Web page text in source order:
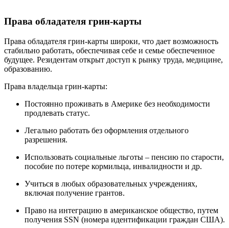
Права обладателя грин-карты
Права обладателя грин-карты широки, что дает возможность
стабильно работать, обеспечивая себе и семье обеспеченное
будущее. Резидентам открыт доступ к рынку труда, медицине,
образованию.
Права владельца грин-карты:
Постоянно проживать в Америке без необходимости
продлевать статус.
Легально работать без оформления отдельного
разрешения.
Использовать социальные льготы – пенсию по старости,
пособие по потере кормильца, инвалидности и др.
Учиться в любых образовательных учреждениях,
включая получение грантов.
Право на интеграцию в американское общество, путем
получения SSN (номера идентификации граждан США).